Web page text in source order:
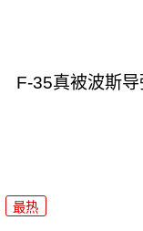
F-35真被波斯
最热